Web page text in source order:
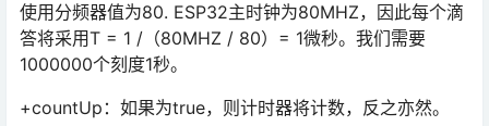
使用分频器值为80. ESP32主时钟为80MHZ，因此每个滴
答将采用T = 1 /（80MHZ / 80）= 1微秒。我们需要
1000000个刻度1秒。
+countUp：如果为true，则计时器将计数，反之亦然。